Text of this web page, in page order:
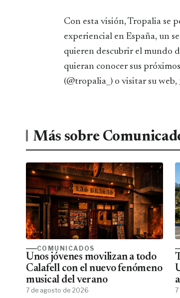
Con esta visión, Tropalia se
experiencial en España, un
quieren descubrir el mundo
quieran conocer sus
(@tropalia_) o visitar su web,
Más sobre
COMUNICADOS
Unos jóvenes movilizan a todo
Calafell con el nuevo fenómeno
musical del verano
7 de agosto de 2026 7